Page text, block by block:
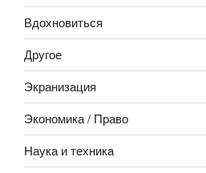
Вдохновиться
Другое
Экранизация
Экономика / Право
Наука и техника